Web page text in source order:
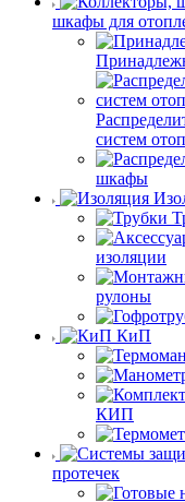
шкафы для
систем
шкафы
изоляции
рулоны
КиП
КИП
протечек